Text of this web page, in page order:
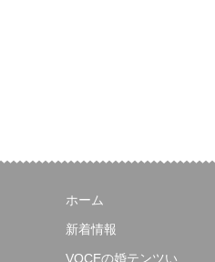
ホーム
新着情報
VOCEの婚テンツい